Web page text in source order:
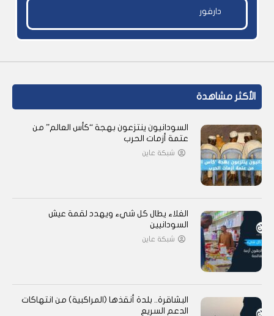
دارفور
الأكثر مشاهدة
السودانيون ينتزعون بهجة “كأس العالم” من
عتمة أزمات الحرب
شبكة عاين
الغلاء يطال كل شيء ويهدد لقمة عيش
السودانيين
شبكة عاين
البشاقرة.. بلدة أنقذها (المراكبية) من انتهاكات
الدعم السريع